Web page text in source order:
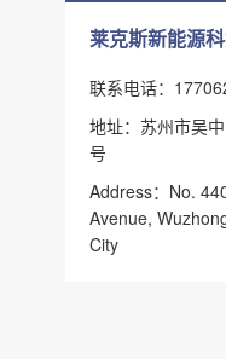
莱克斯新能源
联系电话：
地址：苏州市吴
号
Address：No.
Avenue,
City